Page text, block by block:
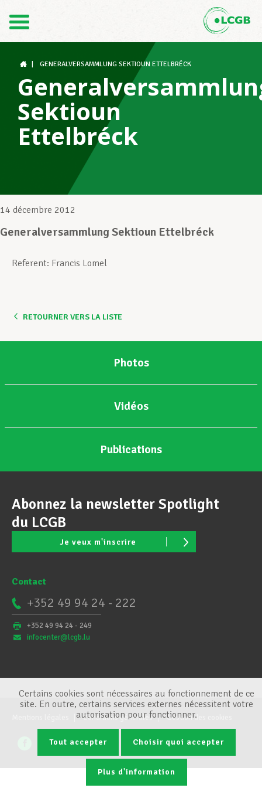
DE
Le LCGB
Structures syndicales
Assistance au Travail
Devenir Membre
Actualités
GENERALVERSAMMLUNG SEKTIOUN ETTELBRÉCK
Sektioun
Ettelbréck
14 décembre 2012
Generalversammlung Sektioun Ettelbréck
Referent: Francis Lomel
RETOURNER VERS LA LISTE
Photos
Vidéos
Publications
Abonnez la newsletter Spotlight
du LCGB
Je veux m'inscrire
Contact
+352 49 94 24 - 222
+352 49 94 24 - 249
infocenter@lcgb.lu
Conditions générales Gestion des cookies
Certains cookies sont nécessaires au fonctionnement de ce
site. En outre, certains services externes nécessitent votre
autorisation pour fonctionner.
Tout accepter Choisir quoi accepter
Plus d'information